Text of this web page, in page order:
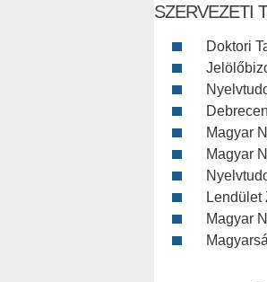
SZERVEZETI
Doktori
Magyar
Magyar
Lendület
Magyar